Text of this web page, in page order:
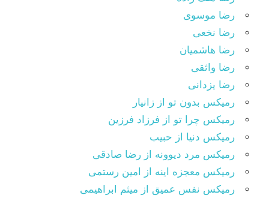
رضا موسوی
رضا نخعی
رضا هاشمیان
رضا واثقی
رضا یزدانی
رمیکس بدون تو از زانیار
رمیکس چرا تو از فرزاد فرزین
رمیکس دنیا از حبیب
رمیکس مرد دیوونه از رضا صادقی
رمیکس معجزه اینه از امین رستمی
رمیکس نفس عمیق از میثم ابراهیمی